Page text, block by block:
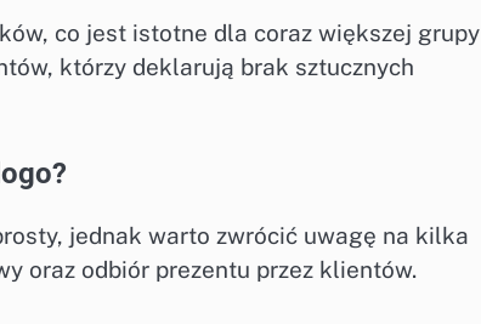
co jest istotne dla coraz większej grupy
którzy deklarują brak sztucznych
jednak warto zwrócić uwagę na kilka
oraz odbiór prezentu przez klientów.